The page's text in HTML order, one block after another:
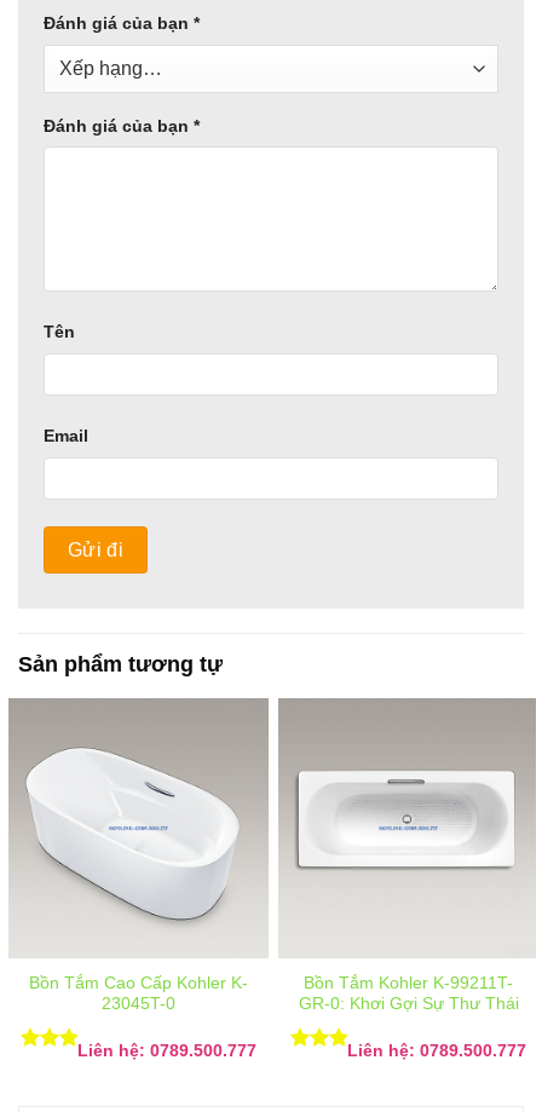
Đánh giá của bạn *
Đánh giá của bạn *
Tên
Email
Sản phẩm tương tự
Bồn Tắm Cao Cấp Kohler K-
23045T-0
Liên hệ: 0789.500.777
Bồn Tắm Kohler K-99211T-
GR-0: Khơi Gợi Sự Thư Thái
Liên hệ: 0789.500.777